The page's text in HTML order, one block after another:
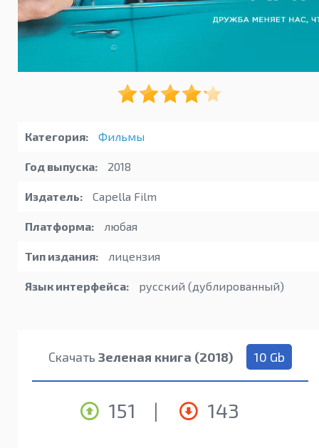
Категория: Фильмы
Год выпуска: 2018
Издатель: Capella Film
Платформа: любая
Тип издания: лицензия
Язык интерфейса: русский (дублированный)
Скачать Зеленая книга (2018) 10 Gb
151 | 143